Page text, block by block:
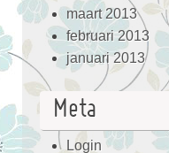
maart 2013
februari 2013
januari 2013
Meta
Login